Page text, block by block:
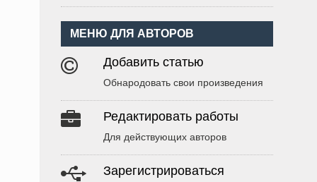
МЕНЮ ДЛЯ АВТОРОВ
Добавить статью
Обнародовать свои произведения
Редактировать работы
Для действующих авторов
Зарегистрироваться